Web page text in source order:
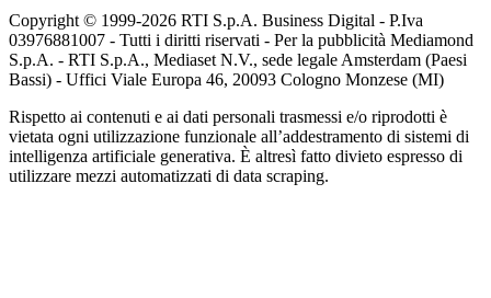
Copyright © 1999-2026 RTI S.p.A. Business Digital - P.Iva
03976881007 - Tutti i diritti riservati - Per la pubblicità Mediamond
S.p.A. - RTI S.p.A., Mediaset N.V., sede legale Amsterdam (Paesi
Bassi) - Uffici Viale Europa 46, 20093 Cologno Monzese (MI)
Rispetto ai contenuti e ai dati personali trasmessi e/o riprodotti è
vietata ogni utilizzazione funzionale all’addestramento di sistemi di
intelligenza artificiale generativa. È altresì fatto divieto espresso di
utilizzare mezzi automatizzati di data scraping.